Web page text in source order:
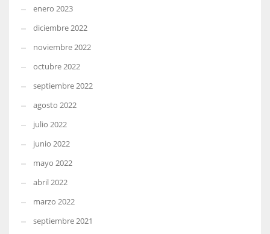
enero 2023
diciembre 2022
noviembre 2022
octubre 2022
septiembre 2022
agosto 2022
julio 2022
junio 2022
mayo 2022
abril 2022
marzo 2022
septiembre 2021